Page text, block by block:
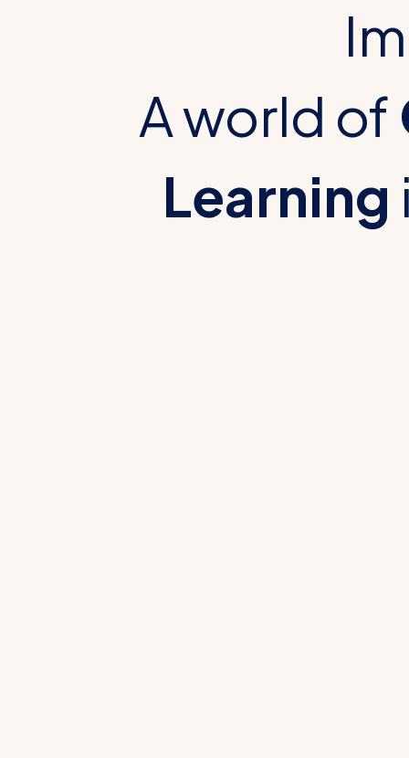
A world of
Learning